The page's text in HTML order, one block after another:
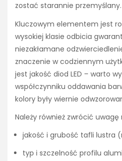
zostać starannie przemyślany.
Kluczowym elementem jest
wysokiej klasie odbicia
niezakłamane
znaczenie w codziennym
jest jakość diod LED – warto
współczynniku oddawania
kolory były wiernie
Należy również zwrócić uwagę
jakość i grubość tafli lustra
typ i szczelność profilu